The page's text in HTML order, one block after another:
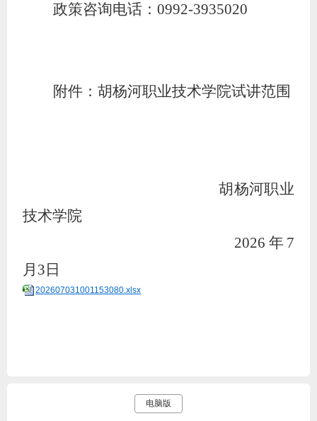
政策咨询电话：0992-3935020
附件：胡杨河职业技术学院试讲范围
胡杨河职业
技术学院
2026年7
月3日
202607031001153080.xlsx
电脑版